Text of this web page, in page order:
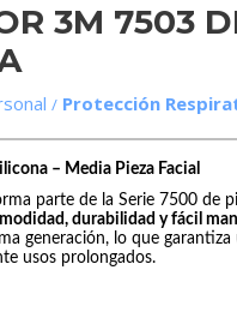
IRON-X
GUANTE IGX 500
3M 7503
Protección
– Media Pieza Facial
parte de la Serie 7500 de
durabilidad y fácil
generación, lo que
usos prolongados.